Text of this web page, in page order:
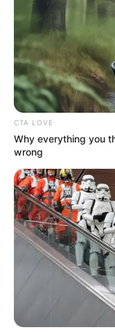
CTA LOVE
Why everything you
wrong